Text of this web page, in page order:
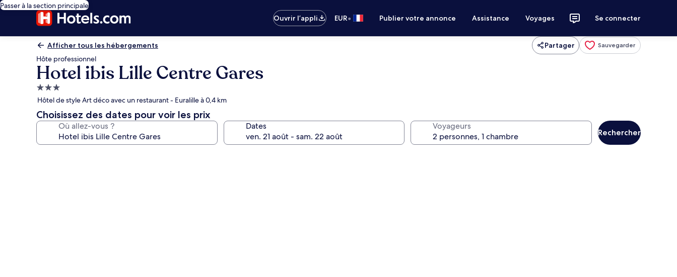
Passer à la section principale
Ouvrir l’appli
EUR• Publier votre annonce Assistance Voyages Se connecter
Afficher tous les hébergements Partager Sauvegarder
Hôte professionnel
Hotel ibis Lille Centre Gares
Hébergement
3.0 étoiles
Hôtel de style Art déco avec un restaurant - Euralille à 0,4 km
Choisissez des dates pour voir les prix
Où allez-vous ? Dates Voyageurs
Rechercher